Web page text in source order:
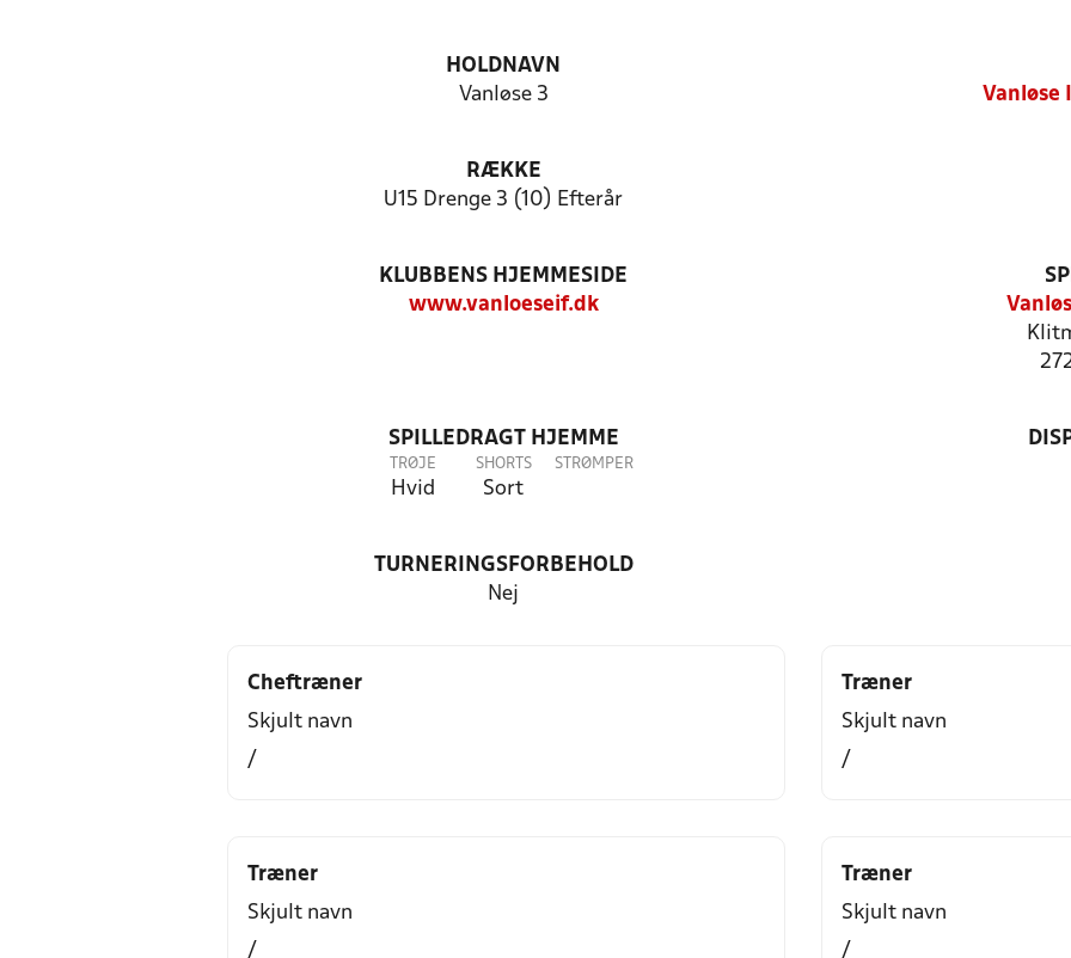
HOLDNAVN
Vanløse 3
Vanløse
RÆKKE
U15 Drenge 3 (10) Efterår
KLUBBENS HJEMMESIDE
www.vanloeseif.dk
SPILLEDRAGT HJEMME
TRØJE
Hvid
SHORTS
Sort
STRØMPER
TURNERINGSFORBEHOLD
Nej
Cheftræner
Skjult navn
/
Træner
Skjult navn
/
Træner
Skjult navn
/
Træner
Skjult navn
/